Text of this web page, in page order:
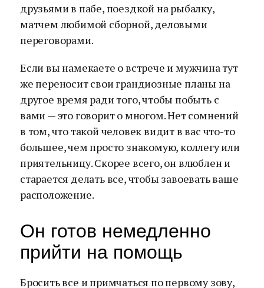
друзьями в пабе, поездкой на рыбалку,
матчем любимой сборной, деловыми
переговорами.
Если вы намекаете о встрече и мужчина тут
же переносит свои грандиозные планы на
другое время ради того, чтобы побыть с
вами — это говорит о многом. Нет сомнений
в том, что такой человек видит в вас что-то
большее, чем просто знакомую, коллегу или
приятельницу. Скорее всего, он влюблен и
старается делать все, чтобы завоевать ваше
расположение.
Он готов немедленно
прийти на помощь
Бросить все и примчаться по первому зову,